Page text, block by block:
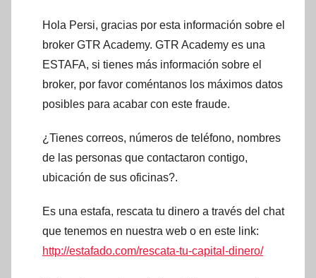
Hola Persi, gracias por esta información sobre el
broker GTR Academy. GTR Academy es una
ESTAFA, si tienes más información sobre el
broker, por favor coméntanos los máximos datos
posibles para acabar con este fraude.
¿Tienes correos, números de teléfono, nombres
de las personas que contactaron contigo,
ubicación de sus oficinas?.
Es una estafa, rescata tu dinero a través del chat
que tenemos en nuestra web o en este link:
http://estafado.com/rescata-tu-capital-dinero/